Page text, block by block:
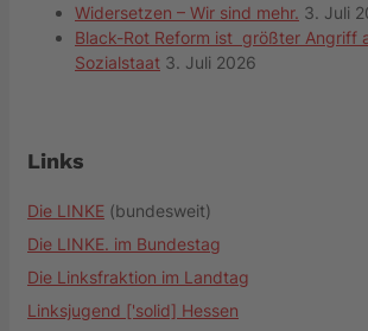
Widersetzen – Wir sind mehr. 3. Juli
Black-Rot Reform ist größter Angriff
Sozialstaat 3. Juli 2026
Links
Die LINKE (bundesweit)
Die LINKE. im Bundestag
Die Linksfraktion im Landtag
Linksjugend ['solid] Hessen